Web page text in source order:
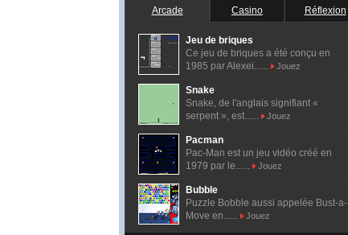
Arcade Casino Réflexion
Jeu de briques
Ce jeu de briques a été conçu en
1985 par Alexei......
Jouez
Snake
Snake, de l'anglais signifiant «
serpent », est......
Jouez
Pacman
Pac-Man est un jeu vidéo créé en
1979 par le......
Jouez
Bubble
Puzzle Bobble aussi appelée Bust-a-
Move en......
Jouez